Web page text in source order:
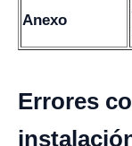
Anexo
Errores